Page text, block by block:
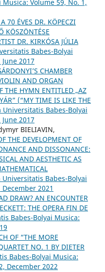
Volume 59, No. 1,
70 ÉVES DR. KÖPECZI
KÖSZÖNTÉSE
DR. KIRKÓSA JÚLIA
Babes-Bolyai
2017
CHAMBER
AND ORGAN
THE HYMN ENTITLED „AZ
(“MY TIME IS LIKE THE
Universitatis Babes-Bolyai
2017
BIELIAVIN,
THE DEVELOPMENT OF
AND DISSONANCE:
AND AESTHETIC AS
Universitatis Babes-Bolyai
2021
DRAW? AN ENCOUNTER
THE OPERA FIN DE
Babes-Bolyai Musica:
OF “THE MORE
NO. 1 BY DIETER
Babes-Bolyai Musica:
December 2022